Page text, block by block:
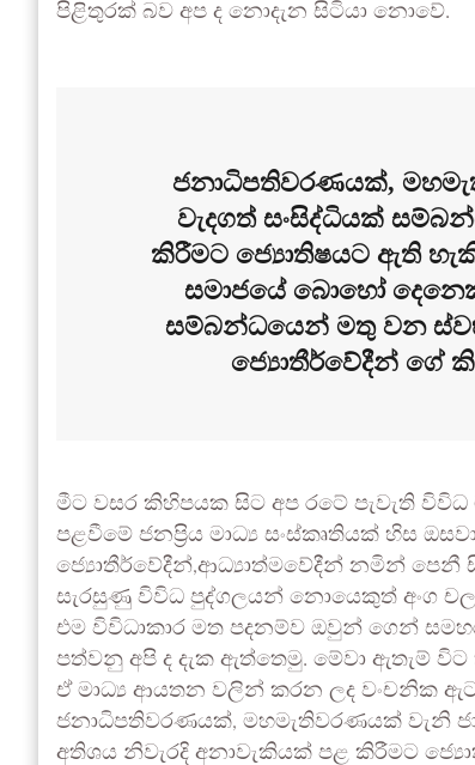
පිළිතුරක් බව අප ද නොදැන සිටියා නොවේ.
ජනාධිපතිවරණයක්,
වැදගත් සංසිද්ධියක්
කිරීමට ජ්‍යොතිෂයට ඇති
සමාජයේ බොහෝ
සම්බන්ධයෙන් මතු වන
ජ්‍යොතීර්වේදීන් ගේ
මීට වසර කිහිපයක සිට අප රටේ පැවැති
පළවීමේ ජනප්‍රිය මාධ්‍ය සංස්කෘතියක් හිස
ජ්‍යොතීර්වේදීන්,ආධ්‍යාත්මවේදීන් නමින් පෙනී
සැරසුණු විවිධ පුද්ගලයන් නොයෙකුත් අංග
එම විවිධාකාර මත පදනම්ව ඔවුන් ගෙන්
පත්වනු අපි ද දැක ඇත්තෙමු. මේවා ඇතැම්
ඒ මාධ්‍ය ආයතන වලින් කරන ලද වංචනික
ජනාධිපතිවරණයක්, මහමැතිවරණයක් වැනි
අතිශය නිවැරදි අනාවැකියක් පළ කිරීමට